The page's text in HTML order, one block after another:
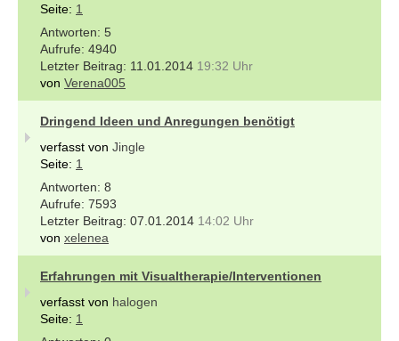
Seite: 1
5
4940
11.01.2014 19:32 Uhr
von Verena005
Dringend Ideen und Anregungen benötigt
verfasst von Jingle
Seite: 1
8
7593
07.01.2014 14:02 Uhr
von xelenea
Erfahrungen mit Visualtherapie/Interventionen
verfasst von halogen
Seite: 1